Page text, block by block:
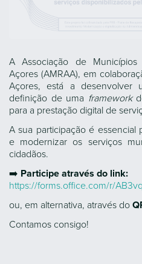
A Associação de
Açores (AMRAA), em
Açores, está a desenvolver
definição de uma framework
para a prestação digital de
A sua participação é essencial
e modernizar os serviços
cidadãos.
➡️ Participe através do link:
https://forms.office.com/r/
ou, em alternativa, através do
Contamos consigo!